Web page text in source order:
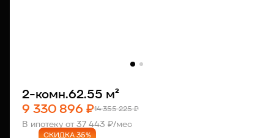
2-комн.62.55 м²
9 330 896 ₽14 355 225 ₽
В ипотеку от 37 443 ₽/мес
СКИДКА 35%